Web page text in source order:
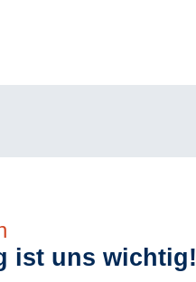
ist uns wichtig!